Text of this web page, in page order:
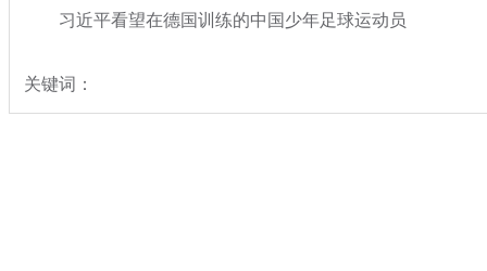
习近平看望在德国训练的中国少年足球运动员
关键词：